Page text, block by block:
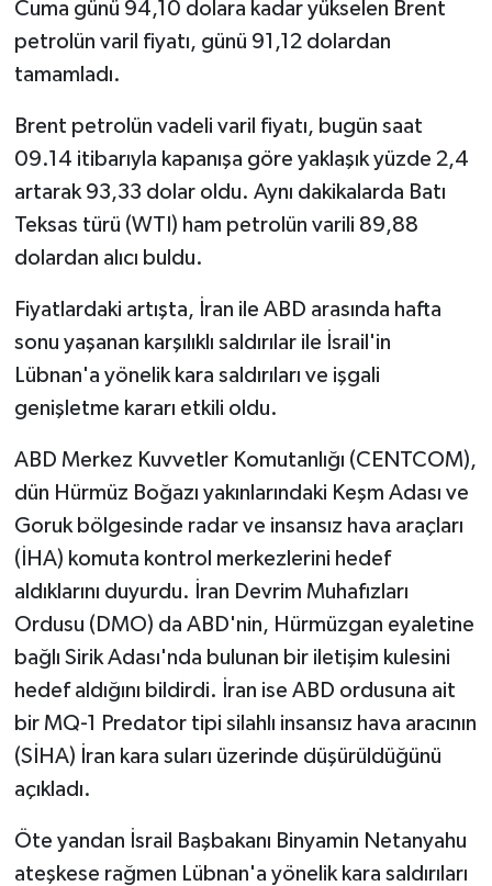
Cuma günü 94,10 dolara kadar yükselen Brent
petrolün varil fiyatı, günü 91,12 dolardan
tamamladı.
Brent petrolün vadeli varil fiyatı, bugün saat
09.14 itibarıyla kapanışa göre yaklaşık yüzde 2,4
artarak 93,33 dolar oldu. Aynı dakikalarda Batı
Teksas türü (WTI) ham petrolün varili 89,88
dolardan alıcı buldu.
Fiyatlardaki artışta, İran ile ABD arasında hafta
sonu yaşanan karşılıklı saldırılar ile İsrail'in
Lübnan'a yönelik kara saldırıları ve işgali
genişletme kararı etkili oldu.
ABD Merkez Kuvvetler Komutanlığı (CENTCOM),
dün Hürmüz Boğazı yakınlarındaki Keşm Adası ve
Goruk bölgesinde radar ve insansız hava araçları
(İHA) komuta kontrol merkezlerini hedef
aldıklarını duyurdu. İran Devrim Muhafızları
Ordusu (DMO) da ABD'nin, Hürmüzgan eyaletine
bağlı Sirik Adası'nda bulunan bir iletişim kulesini
hedef aldığını bildirdi. İran ise ABD ordusuna ait
bir MQ-1 Predator tipi silahlı insansız hava aracının
(SİHA) İran kara suları üzerinde düşürüldüğünü
açıkladı.
Öte yandan İsrail Başbakanı Binyamin Netanyahu
ateşkese rağmen Lübnan'a yönelik kara saldırıları